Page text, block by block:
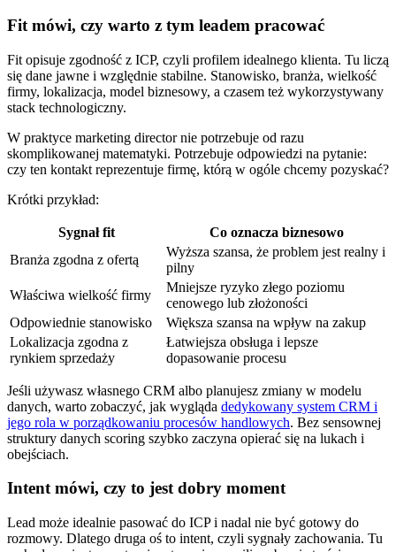
Fit mówi, czy warto z tym leadem pracować
Fit opisuje zgodność z ICP, czyli profilem idealnego klienta. Tu liczą
się dane jawne i względnie stabilne. Stanowisko, branża, wielkość
firmy, lokalizacja, model biznesowy, a czasem też wykorzystywany
stack technologiczny.
W praktyce marketing director nie potrzebuje od razu
skomplikowanej matematyki. Potrzebuje odpowiedzi na pytanie:
czy ten kontakt reprezentuje firmę, którą w ogóle chcemy pozyskać?
Krótki przykład:
Sygnał fit
Co oznacza biznesowo
Branża zgodna z ofertą
Wyższa szansa, że problem jest realny i
pilny
Właściwa wielkość firmy
Mniejsze ryzyko złego poziomu
cenowego lub złożoności
Odpowiednie stanowisko
Większa szansa na wpływ na zakup
Lokalizacja zgodna z
rynkiem sprzedaży
Łatwiejsza obsługa i lepsze
dopasowanie procesu
Jeśli używasz własnego CRM albo planujesz zmiany w modelu
danych, warto zobaczyć, jak wygląda dedykowany system CRM i
jego rola w porządkowaniu procesów handlowych. Bez sensownej
struktury danych scoring szybko zaczyna opierać się na lukach i
obejściach.
Intent mówi, czy to jest dobry moment
Lead może idealnie pasować do ICP i nadal nie być gotowy do
rozmowy. Dlatego druga oś to intent, czyli sygnały zachowania. Tu